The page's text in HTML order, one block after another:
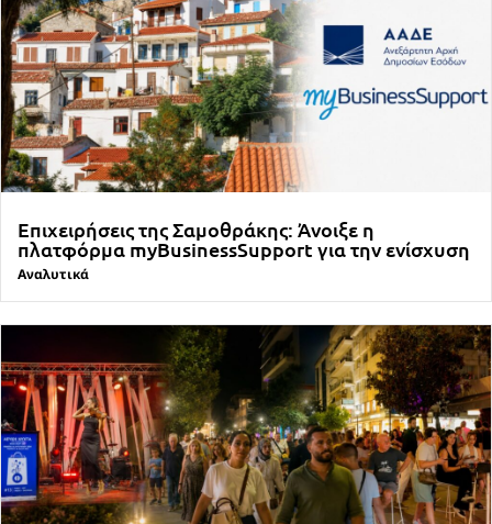
Επιχειρήσεις της Σαμοθράκης: Άνοιξε η
πλατφόρμα myBusinessSupport για την ενίσχυση
Αναλυτικά